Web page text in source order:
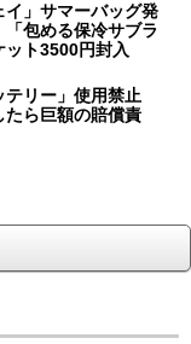
イ」サマーバッグ発
包める保冷サブラ
ト3500円封入
テリー」使用禁止
たら巨額の賠償責